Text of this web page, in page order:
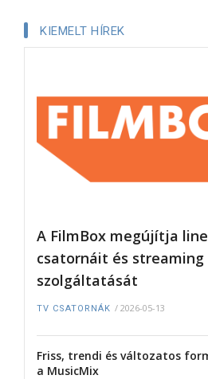
KIEMELT HÍREK
A FilmBox megújítja
csatornáit és streaming
szolgáltatását
TV CSATORNÁK / 2026-05-13
Friss, trendi és változatos
a MusicMix